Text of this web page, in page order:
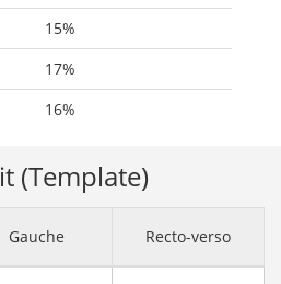
15%
17%
16%
(Template)
Gauche Recto-verso